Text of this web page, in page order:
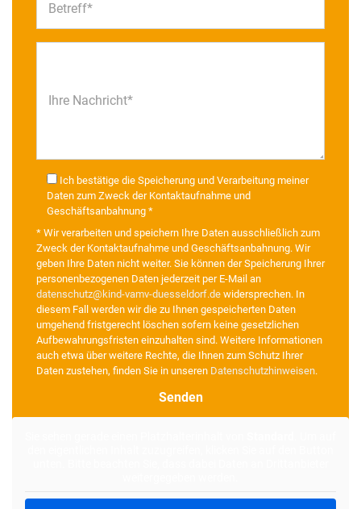
Betreff*
Ihre Nachricht*
Ich bestätige die Speicherung und Verarbeitung meiner
Daten zum Zweck der Kontaktaufnahme und
Geschäftsanbahnung *
* Wir verarbeiten und speichern Ihre Daten ausschließlich zum
Zweck der Kontaktaufnahme und Geschäftsanbahnung. Wir
geben Ihre Daten nicht weiter. Sie können der Speicherung Ihrer
personenbezogenen Daten jederzeit per E-Mail an
datenschutz@kind-vamv-duesseldorf.de widersprechen. In
diesem Fall werden wir die zu Ihnen gespeicherten Daten
umgehend fristgerecht löschen sofern keine gesetzlichen
Aufbewahrungsfristen einzuhalten sind. Weitere Informationen
auch etwa über weitere Rechte, die Ihnen zum Schutz Ihrer
Daten zustehen, finden Sie in unseren Datenschutzhinweisen.